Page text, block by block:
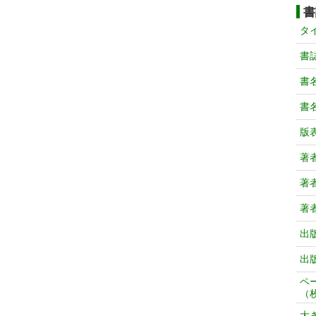
タ
書
書
書
版
著
著
著
出
出
ペ
（